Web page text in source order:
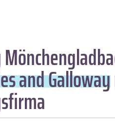
and Galloway